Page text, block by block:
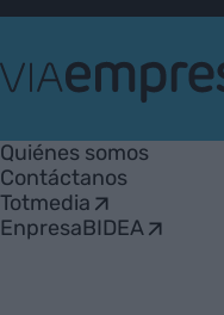
Empresa
Quiénes somos
Contáctanos
Totmedia
EnpresaBIDEA